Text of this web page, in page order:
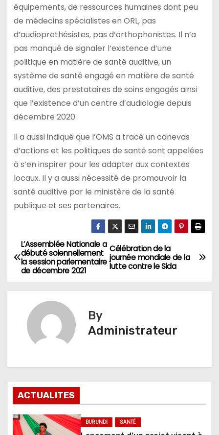
équipements, de ressources humaines dont peu
de médecins spécialistes en ORL, pas
d’audioprothésistes, pas d’orthophonistes. Il n’a
pas manqué de signaler l’existence d’une
politique en matière de santé auditive, un
système de santé engagé en matière de santé
auditive, des prestataires de soins engagés ainsi
que l’existence d’un centre d’audiologie depuis
décembre 2020.
Il a aussi indiqué que l’OMS a tracé un canevas
d’actions et les politiques de santé sont appelées
à s’en inspirer pour les adapter aux contextes
locaux. Il y a aussi nécessité de promouvoir la
santé auditive par le ministère de la santé
publique et ses partenaires.
Navigation
de
l’article
Célébration de la
journée mondiale de la
lutte contre le Sida
L’Assemblée Nationale a
débuté solennellement
la session parlementaire
de décembre 2021
By
Administrateur
ACTUALITES
BURUNDI SANTÉ